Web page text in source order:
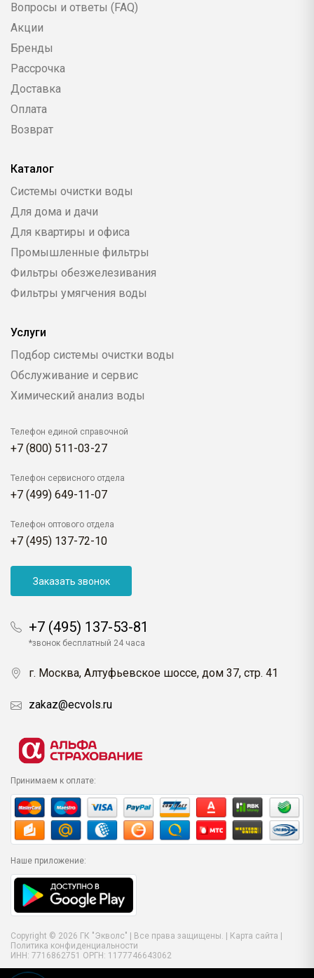
Вопросы и ответы (FAQ)
Акции
Бренды
Рассрочка
Доставка
Оплата
Возврат
Каталог
Системы очистки воды
Для дома и дачи
Для квартиры и офиса
Промышленные фильтры
Фильтры обезжелезивания
Фильтры умягчения воды
Услуги
Подбор системы очистки воды
Обслуживание и сервис
Химический анализ воды
Телефон единой справочной
+7 (800) 511-03-27
Телефон сервисного отдела
+7 (499) 649-11-07
Телефон оптового отдела
+7 (495) 137-72-10
Заказать звонок
+7 (495) 137-53-81
*звонок бесплатный 24 часа
г. Москва, Алтуфьевское шоссе, дом 37, стр. 41
zakaz@ecvols.ru
Принимаем к оплате:
Наше приложение:
Copyright © 2026 ГК "Экволс" | Все права защищены. | Карта сайта
Политика конфиденциальности
ИНН: 7716862751 ОРГН: 1177746643062